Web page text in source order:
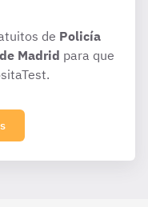
de Policía
Madrid para que